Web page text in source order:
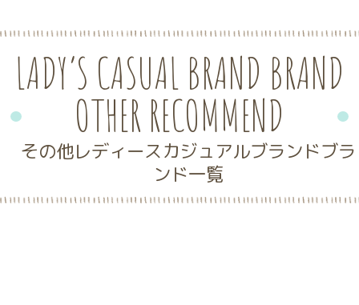
LADY’S CASUAL BRAND BRAND
OTHER RECOMMEND
その他レディースカジュアルブランドブラ
ンド一覧